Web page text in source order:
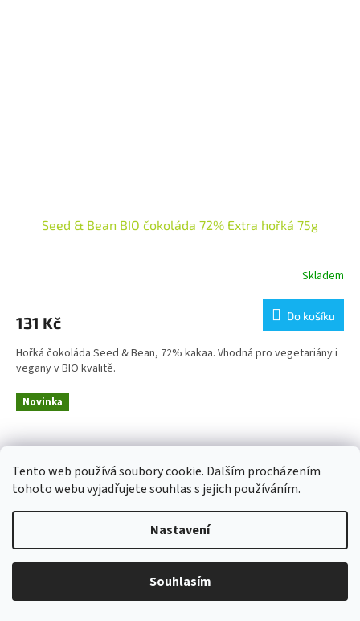
Tento web používá soubory cookie. Dalším procházením
tohoto webu vyjadřujete souhlas s jejich používáním.
Nastavení
Souhlasím
Seed & Bean BIO čokoláda 72% Extra hořká 75g
Skladem
131 Kč Do košíku
Hořká čokoláda Seed & Bean, 72% kakaa. Vhodná pro vegetariány i
vegany v BIO kvalitě.
Novinka